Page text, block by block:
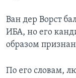
Ван дер Ворст
ИБА, но его
образом
По его словам,